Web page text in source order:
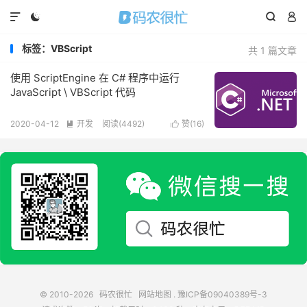
  

共 1 篇文章
标签：VBScript
使用 ScriptEngine 在 C# 程序中运行
JavaScript \ VBScript 代码
 赞(16)
2020-04-12  开发 阅读(4492)
© 2010-2026 码农很忙 网站地图 . 豫ICP备09040389号-3